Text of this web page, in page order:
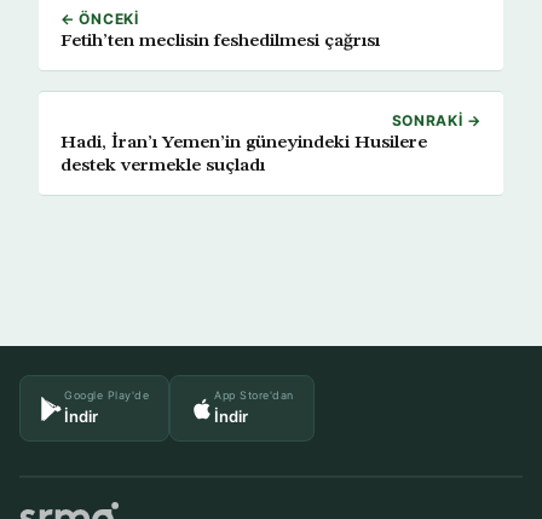
← ÖNCEKI
Fetih’ten meclisin feshedilmesi çağrısı
SONRAKI →
Hadi, İran’ı Yemen’in güneyindeki Husilere
destek vermekle suçladı
Google Play'de
İndir
App Store'dan
İndir